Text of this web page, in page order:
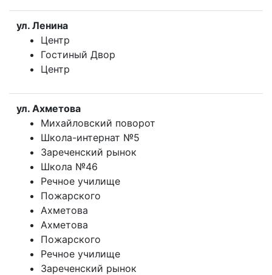
ул. Ленина
Центр
Гостиный Двор
Центр
ул. Ахметова
Михайловский поворот
Школа-интернат №5
Зареченский рынок
Школа №46
Речное училище
Пожарского
Ахметова
Ахметова
Пожарского
Речное училище
Зареченский рынок